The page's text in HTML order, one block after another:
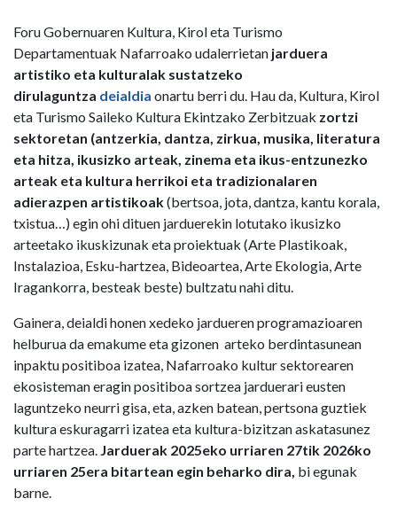
Foru Gobernuaren Kultura, Kirol eta Turismo
Departamentuak Nafarroako udalerrietan jarduera
artistiko eta kulturalak sustatzeko
dirulaguntza deialdia onartu berri du. Hau da, Kultura, Kirol
eta Turismo Saileko Kultura Ekintzako Zerbitzuak zortzi
sektoretan (antzerkia, dantza, zirkua, musika, literatura
eta hitza, ikusizko arteak, zinema eta ikus-entzunezko
arteak eta kultura herrikoi eta tradizionalaren
adierazpen artistikoak(bertsoa, jota, dantza, kantu korala,
txistua…) egin ohi dituen jarduerekin lotutako ikusizko
arteetako ikuskizunak eta proiektuak (Arte Plastikoak,
Instalazioa, Esku-hartzea, Bideoartea, Arte Ekologia, Arte
Iragankorra, besteak beste) bultzatu nahi ditu.
Gainera, deialdi honen xedeko jardueren programazioaren
helburua da emakume eta gizonen arteko berdintasunean
inpaktu positiboa izatea, Nafarroako kultur sektorearen
ekosisteman eragin positiboa sortzea jarduerari eusten
laguntzeko neurri gisa, eta, azken batean, pertsona guztiek
kultura eskuragarri izatea eta kultura-bizitzan askatasunez
parte hartzea. Jarduerak 2025eko urriaren 27tik 2026ko
urriaren 25era bitartean egin beharko dira, bi egunak
barne.